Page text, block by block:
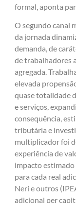
formal, aponta
O segundo canal
da jornada
demanda, de
de trabalhadores
agregada.
elevada
quase totalidade
e serviços,
consequência,
tributária e
multiplicador foi
experiência de
impacto estimado
para cada real
Neri e outros
adicional per